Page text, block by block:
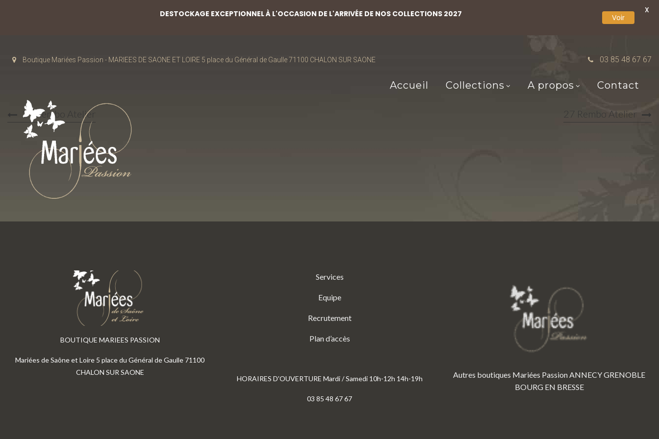
Boutique Mariées Passion - MARIEES DE SAONE ET LOIRE 5 place du Général de Gaulle 71100 CHALON SUR SAONE 03 85 48 67 67
Accueil Collections A propos Contact
25 Rembo Atelier 27 Rembo Atelier
BOUTIQUE MARIEES PASSION
Mariées de Saône et Loire 5 place du Général de Gaulle 71100
CHALON SUR SAONE
Services
Equipe
Recrutement
Plan d’accès
HORAIRES D'OUVERTURE Mardi / Samedi 10h-12h 14h-19h
03 85 48 67 67
Autres boutiques Mariées PassionANNECYGRENOBLE
BOURG EN BRESSE
DESTOCKAGE EXCEPTIONNEL À L'OCCASION DE L'ARRIVÉE DE NOS COLLECTIONS 2027 Voir
X